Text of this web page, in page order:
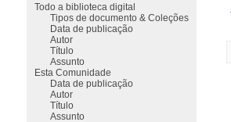
Todo a biblioteca digital
Tipos de documento & Coleções
Data de publicação
Autor
Título
Assunto
Esta Comunidade
Data de publicação
Autor
Título
Assunto